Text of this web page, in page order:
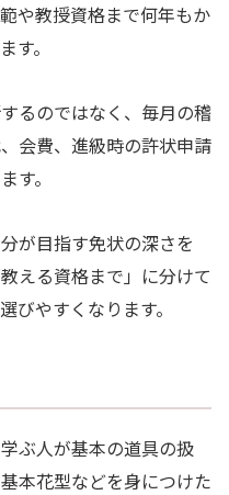
や教授資格まで何年もか
す。
るのではなく、毎月の稽
会費、進級時の許状申請
す。
が目指す免状の深さを
える資格まで」に分けて
びやすくなります。
ぶ人が基本の道具の扱
本花型などを身につけた